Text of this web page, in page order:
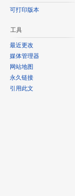
可打印版本
工具
最近更改
媒体管理器
网站地图
永久链接
引用此文